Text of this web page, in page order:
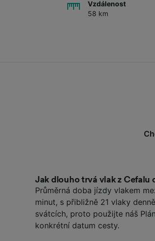
Vzdálenost
58 km
Jak dlouho trvá vlak z Cefalu
Průměrná doba jízdy vlakem
minut, s přibližně 21 vlaky
svátcích, proto použijte náš
konkrétní datum cesty.